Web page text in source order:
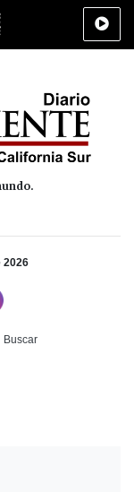
Deportes Cultura
2026
Buscar